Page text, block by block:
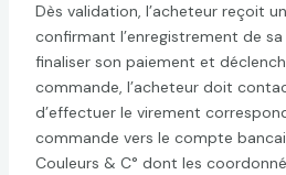
Dès validation, l’acheteur reçoit
confirmant l’enregistrement de
finaliser son paiement et
commande, l’acheteur doit
d’effectuer le virement
commande vers le compte
Couleurs & C° dont les